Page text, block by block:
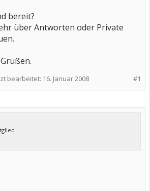
bereit?
über Antworten oder Private
#1
bearbeitet: 16. Januar 2008